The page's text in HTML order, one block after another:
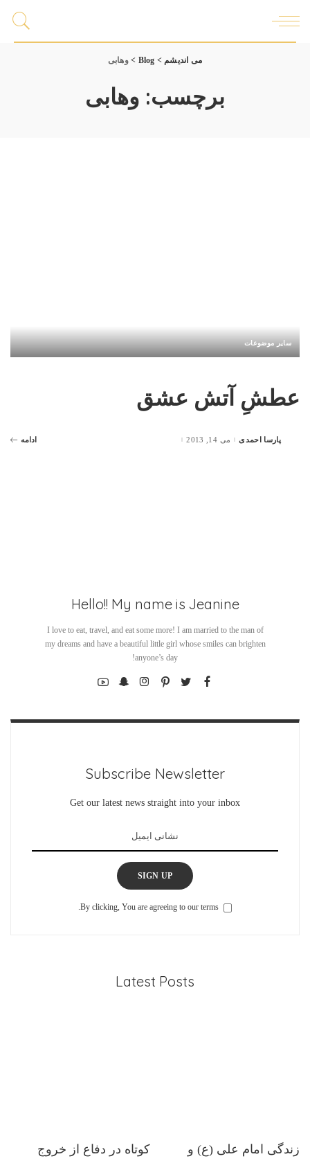
می اندیشم >
Blog
>وهابی
برچسب: وهابی
سایر موضوعات
عطشِ آتش عشق
Postedپارسا احمدی می 14, 2013 ادامه
Hello!! My name is Jeanine
I love to eat, travel, and eat some more! I am married to the man of
my dreams and have a beautiful little girl whose smiles can brighten
anyone’s day!
Subscribe Newsletter
Get our latest news straight into your inbox
SIGN UP
By clicking, You are agreeing to our terms.
Latest Posts
زندگی امام علی (ع) و
کوتاه در دفاع از خروج